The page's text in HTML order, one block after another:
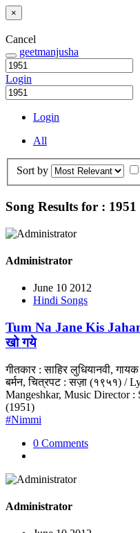
×
Cancel
geetmanjusha
Login
Login
All
Sort by
Song Results for : 1951
Administrator
June 10 2012
Hindi Songs
Tum Na Jane Kis
खो गये
गीतकार : साहिर लुधियानवी,
बर्मन, चित्रपट : सज़ा (१९५१) /
Mangeshkar, Music Director :
(1951)
#Nimmi
0 Comments
Administrator